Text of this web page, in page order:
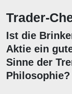
Trader-
Ist die
Aktie ein
Sinne der
Philosophie?